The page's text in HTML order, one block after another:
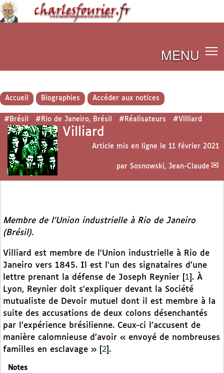
MENU
Accueil Biographies Accéder aux notices
#Brésil #Rio de Janeiro, Brésil #Réalisateurs #Villiard
Villiard
Article mis en ligne le 11 février 2021
par Sosnowski, Jean-Claude
Membre de l’Union industrielle à Rio de Janeiro
(Brésil).
Villiard est membre de l’Union industrielle à Rio de
Janeiro vers 1845. Il est l’un des signataires d’une
lettre prenant la défense de Joseph Reynier
1 . À
Lyon, Reynier doit s’expliquer devant la Société
mutualiste de Devoir mutuel dont il est membre à la
suite des accusations de deux colons désenchantés
par l’expérience brésilienne. Ceux-ci l’accusent de
manière calomnieuse d’avoir « envoyé de nombreuses
familles en esclavage »
2 .
Notes